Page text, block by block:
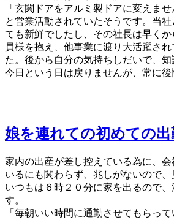
「玄関ドアをアルミ製ドアに変えませ
と営業活動されていたそうです。当
ても新鮮でしたし、その社長は早く
員様を抱え、他事業に渡り大活躍さ
た。後から自分の気持ちしだいで、
今日という日は戻りませんが、常に
娘を連れての初めての出
家内の出産が差し控えている為に、
いるにも関わらず、兆しがないので
いつもは６時２０分に家を出るので
す。
「毎朝いい時間に通勤させてもらって